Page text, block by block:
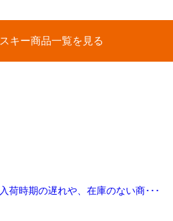
キー商品一覧を見る
時期の遅れや、在庫のない商･･･